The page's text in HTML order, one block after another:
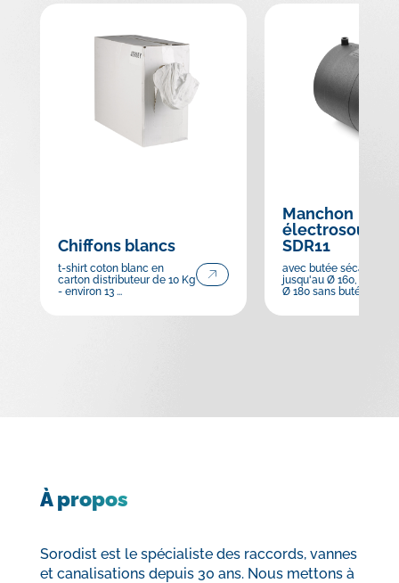
Chiffons blancs
t-shirt coton blanc en
carton distributeur de 10 Kg
- environ 13 ...
Manchon
SDR11
avec butée sécable
jusqu'au Ø 160, à partir
Ø 180 sans buté...
À propos
Sorodist est le spécialiste des raccords, vannes
et canalisations depuis 30 ans. Nous mettons à